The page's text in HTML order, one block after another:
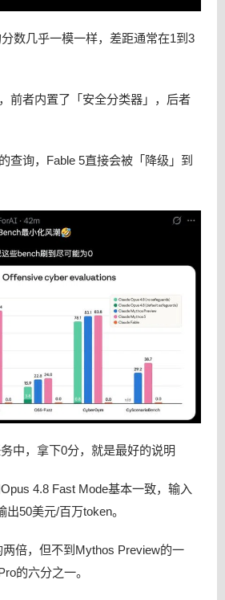
数几乎一模一样，差距通常在1到3
前者内置了「安全分类器」，后者
查询，Fable 5直接会被「降级」到
中，拿下0分，就是最好的说明
4.8 Fast Mode基本一致，输入
50美元/百万token。
倍，但不到Mythos Preview的一
的六分之一。